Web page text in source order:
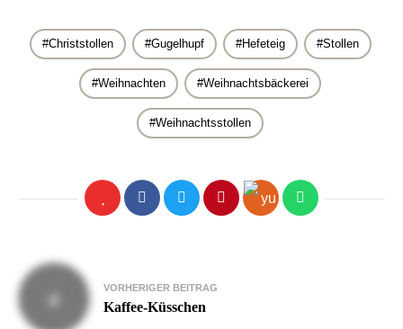
Christstollen Gugelhupf Hefeteig Stollen
Weihnachten Weihnachtsbäckerei
Weihnachtsstollen
Beitragsnavigation
VORHERIGER BEITRAG
Kaffee-Küsschen